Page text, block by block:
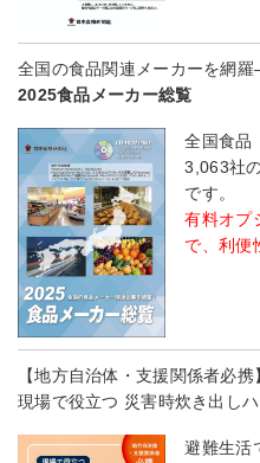
全国の食品関連メーカーを網
2025食品メーカー総覧
全国食品
3,063社
です。
有料オプ
で、利便
【地方自治体・支援関係者必携
現場で役立つ 災害時炊き出し
避難生活